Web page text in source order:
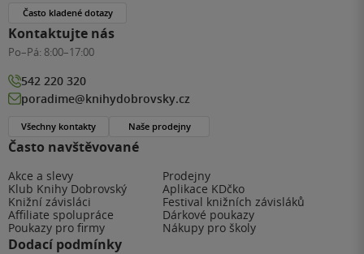
Často navštěvované
Akce a slevy
Prodejny
Klub Knihy Dobrovský
Aplikace KDčko
Knižní závisláci
Festival knižních závisláků
Affiliate spolupráce
Dárkové poukazy
Poukazy pro firmy
Nákupy pro školy
Dodací podmínky
Často kladené dotazy
Kontaktujte nás
Po–Pá: 8:00–17:00
542 220 320
poradime@knihydobrovsky.cz
Všechny kontakty Naše prodejny